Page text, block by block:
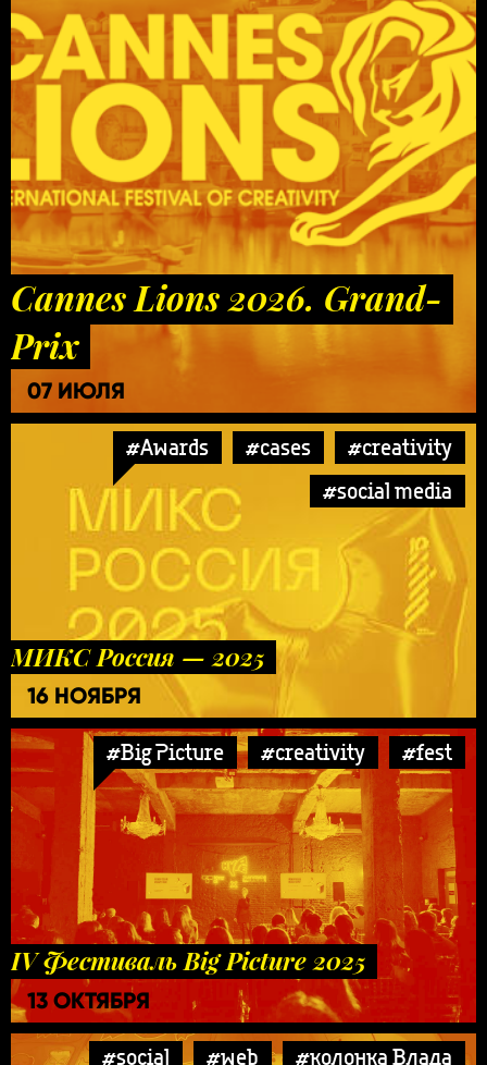
Cannes Lions 2026. Grand-
Prix
07 ИЮЛЯ
#Awards #cases
#creativity
#social media
МИКС Россия — 2025
16 НОЯБРЯ
#Big Picture #creativity #fest
IV Фестиваль Big Picture 2025
13 ОКТЯБРЯ
#social #web #колонка Влада